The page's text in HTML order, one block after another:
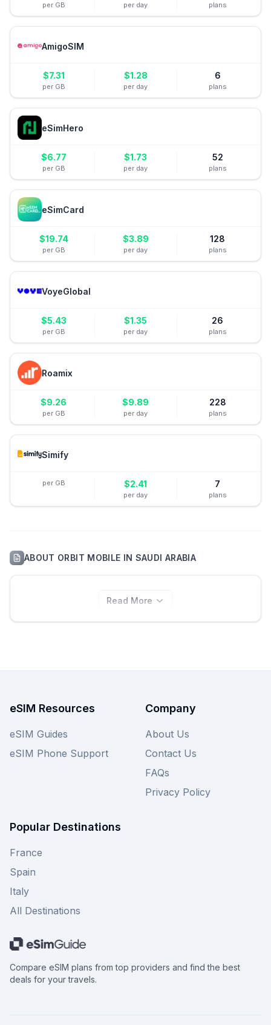
per GB per day plans
AmigoSIM
$7.31
per GB
$1.28
per day
6
plans
eSimHero
$6.77
per GB
$1.73
per day
52
plans
eSimCard
$19.74
per GB
$3.89
per day
128
plans
VoyeGlobal
$5.43
per GB
$1.35
per day
26
plans
Roamix
$9.26
per GB
$9.89
per day
228
plans
Simify
per GB $2.41
per day
7
plans
ABOUT ORBIT MOBILE IN SAUDI ARABIA
Read More
eSIM Resources
eSIM Guides
eSIM Phone Support
Company
About Us
Contact Us
FAQs
Privacy Policy
Popular Destinations
France
Spain
Italy
All Destinations
Compare eSIM plans from top providers and find the best
deals for your travels.